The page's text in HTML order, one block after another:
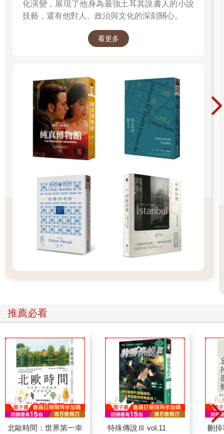
化演變，展現了他身為最強土耳其說書人的小說
技藝，還有他對人、政治與文化的深刻關心。
看更多
推薦必看
北歐時間：世界第一幸
特殊傳說Ⅲ vol.11 刪